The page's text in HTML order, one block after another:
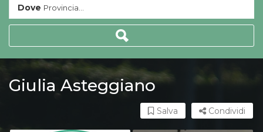
Dove Provincia...
Giulia Asteggiano
Condividi
Salva